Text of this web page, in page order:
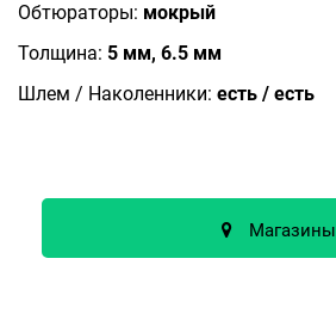
Обтюраторы: мокрый
Толщина: 5 мм, 6.5 мм
Шлем / Наколенники: есть / есть
Магазины